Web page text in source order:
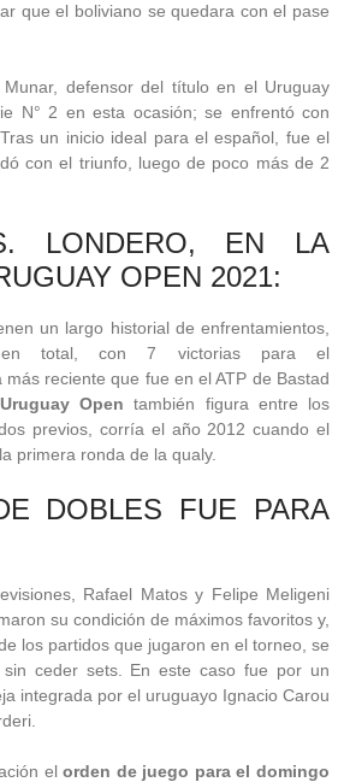
que el boliviano se quedara con el pase
Munar, defensor del título en el Uruguay
N° 2 en esta ocasión; se enfrentó con
un inicio ideal para el español, fue el
con el triunfo, luego de poco más de 2
LONDERO, EN LA
OPEN 2021:
un largo historial de enfrentamientos,
total, con 7 victorias para el
más reciente que fue en el ATP de Bastad
Uruguay Open también figura entre los
previos, corría el año 2012 cuando el
primera ronda de la qualy.
DOBLES FUE PARA
Rafael Matos y Felipe Meligeni
su condición de máximos favoritos y,
los partidos que jugaron en el torneo, se
ceder sets. En este caso fue por un
integrada por el uruguayo Ignacio Carou
elorden de juego para el domingo